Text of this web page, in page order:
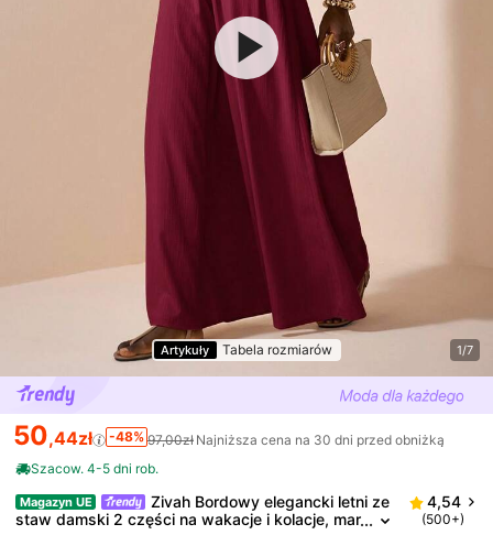
Artykuły Tabela rozmiarów 1/7
50,44zł -48% 97,00zł Najniższa cena na 30 dni przed obniżką
Szacow. 4-5 dni rob.
Magazyn UE
Zivah Bordowy elegancki letni ze
staw damski 2 części na wakacje i kolacje, mar
4,54
(500+)